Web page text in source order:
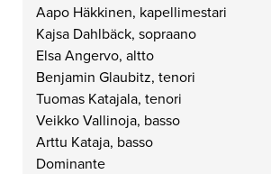
Aapo Häkkinen, kapellimestari
Kajsa Dahlbäck, sopraano
Elsa Angervo, altto
Benjamin Glaubitz, tenori
Tuomas Katajala, tenori
Veikko Vallinoja, basso
Arttu Kataja, basso
Dominante